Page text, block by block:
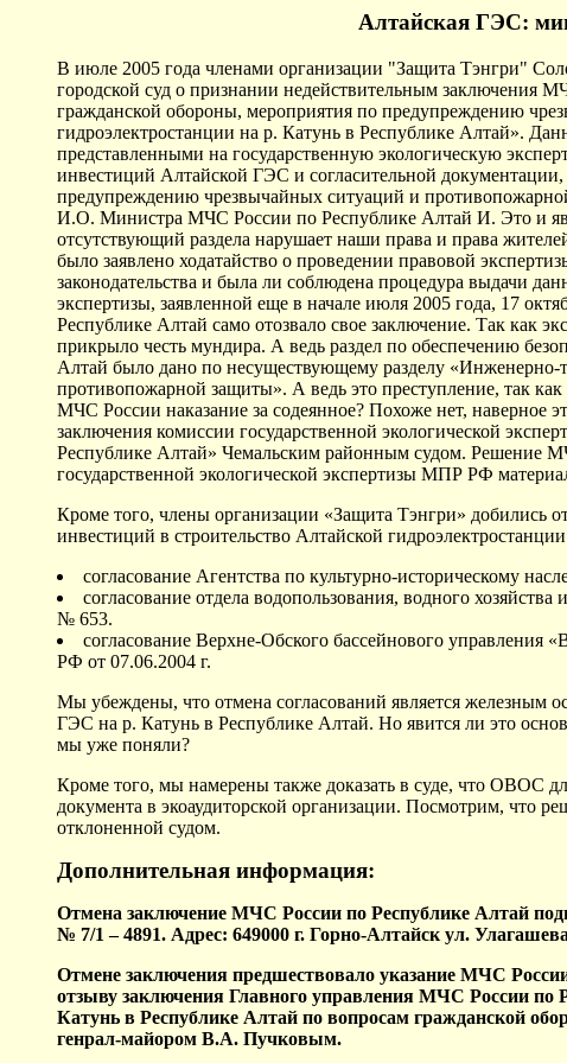
Алтайская ГЭС:
В июле 2005 года членами организации "Защита Тэнгри"
городской суд о признании недействительным заключения
гражданской обороны, мероприятия по предупреждению
гидроэлектростанции на р. Катунь в Республике Алтай».
представленными на государственную экологическую
инвестиций Алтайской ГЭС и согласительной
предупреждению чрезвычайных ситуаций и
И.О. Министра МЧС России по Республике Алтай И. Это и
отсутствующий раздела нарушает наши права и права
было заявлено ходатайство о проведении правовой
законодательства и была ли соблюдена процедура выдачи
экспертизы, заявленной еще в начале июля 2005 года, 17
Республике Алтай само отозвало свое заключение. Так как
прикрыло честь мундира. А ведь раздел по обеспечению
Алтай было дано по несуществующему разделу
противопожарной защиты». А ведь это преступление, так
МЧС России наказание за содеянное? Похоже нет, наверное
заключения комиссии государственной экологической
Республике Алтай» Чемальским районным судом. Решение
государственной экологической экспертизы МПР РФ
Кроме того, члены организации «Защита Тэнгри» добились
инвестиций в строительство Алтайской
согласование Агентства по культурно-историческому
согласование отдела водопользования, водного
№ 653.
согласование Верхне-Обского бассейнового управления
РФ от 07.06.2004 г.
Мы убеждены, что отмена согласований является
ГЭС на р. Катунь в Республике Алтай. Но явится ли это
мы уже поняли?
Кроме того, мы намерены также доказать в суде, что ОВОС
документа в экоаудиторской организации. Посмотрим, что
отклоненной судом.
Дополнительная информация:
Отмена заключение МЧС России по Республике Алтай
№ 7/1 – 4891. Адрес: 649000 г. Горно-Алтайск ул.
Отмене заключения предшествовало указание МЧС
отзыву заключения Главного управления МЧС России по
Катунь в Республике Алтай по вопросам гражданской
генрал-майором В.А. Пучковым.